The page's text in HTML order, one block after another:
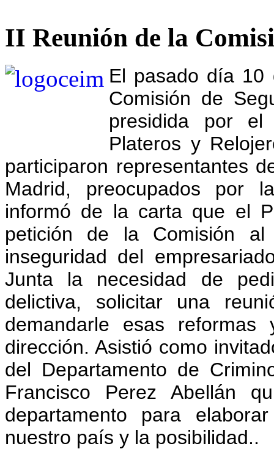
II Reunión de la
El pasado día 10
Comisión de
presidida por el
Plateros y
participaron representantes
Madrid, preocupados por
informó de la carta que el
petición de la Comisión al
inseguridad del
Junta la necesidad de
delictiva, solicitar una
demandarle esas
dirección. Asistió como
del Departamento de
Francisco Perez Abellán
departamento para
nuestro país y la posibilidad..